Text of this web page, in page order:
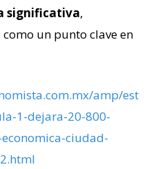
significativa,
un punto clave en
amp/est
1-dejara-20-800-
ciudad-